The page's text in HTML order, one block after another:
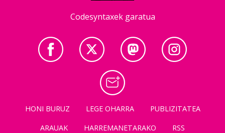
Codesyntaxek garatua
HONI BURUZ LEGE OHARRA
PUBLIZITATEA
ARAUAK
HARREMANETARAKO RSS